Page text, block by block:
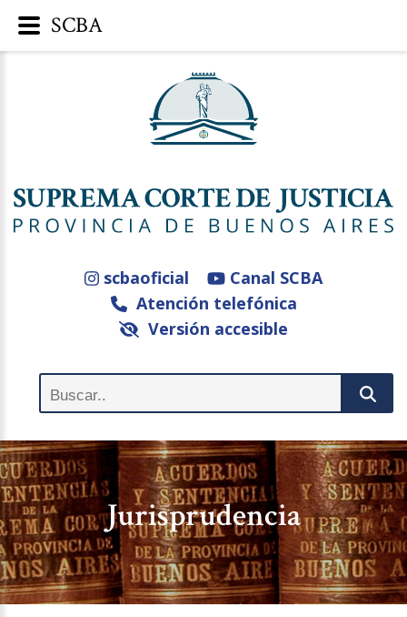
scbaoficial
Canal SCBA
Atención telefónica
Versión accesible
Jurisprudencia
SCBA